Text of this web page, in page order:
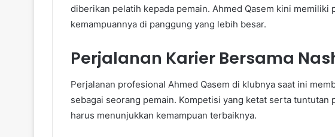
diberikan pelatih kepada pemain. Ahmed Qasem kini memiliki
kemampuannya di panggung yang lebih besar.
Perjalanan Karier Bersama
Perjalanan profesional Ahmed Qasem di klubnya saat ini
sebagai seorang pemain. Kompetisi yang ketat serta
harus menunjukkan kemampuan terbaiknya.